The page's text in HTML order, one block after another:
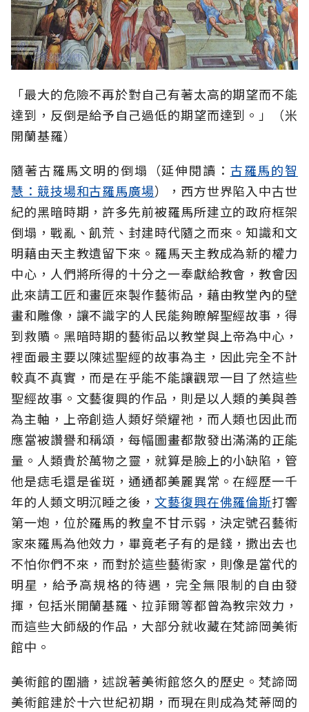
「最大的危險不再於對自己有著太高的期望而不能
達到，反倒是給予自己過低的期望而達到。」（米
開蘭基羅）
隨著古羅馬文明的倒塌（延伸閱讀： 古羅馬的智
慧：競技場和古羅馬廣場），西方世界陷入中古世
紀的黑暗時期，許多先前被羅馬所建立的政府框架
倒塌，戰亂、飢荒、封建時代隨之而來。知識和文
明藉由天主教遺留下來。羅馬天主教成為新的權力
中心，人們將所得的十分之一奉獻給教會，教會因
此來請工匠和畫匠來製作藝術品，藉由教堂內的壁
畫和雕像，讓不識字的人民能夠瞭解聖經故事，得
到救贖。黑暗時期的藝術品以教堂與上帝為中心，
裡面最主要以陳述聖經的故事為主，因此完全不計
較真不真實，而是在乎能不能讓觀眾一目了然這些
聖經故事。文藝復興的作品，則是以人類的美與善
為主軸，上帝創造人類好榮耀祂，而人類也因此而
應當被讚譽和稱頌，每幅圖畫都散發出滿滿的正能
量。人類貴於萬物之靈，就算是臉上的小缺陷，管
他是痣毛還是雀斑，通通都美麗異常。在經歷一千
年的人類文明沉睡之後， 文藝復興在佛羅倫斯打響
第一炮，位於羅馬的教皇不甘示弱，決定號召藝術
家來羅馬為他效力，畢竟老子有的是錢，撒出去也
不怕你們不來，而對於這些藝術家，則像是當代的
明星，給予高規格的待遇，完全無限制的自由發
揮，包括米開蘭基羅、拉菲爾等都曾為教宗效力，
而這些大師級的作品，大部分就收藏在梵諦岡美術
館中。
美術館的圍牆，述說著美術館悠久的歷史。梵諦岡
美術館建於十六世紀初期，而現在則成為梵蒂岡的